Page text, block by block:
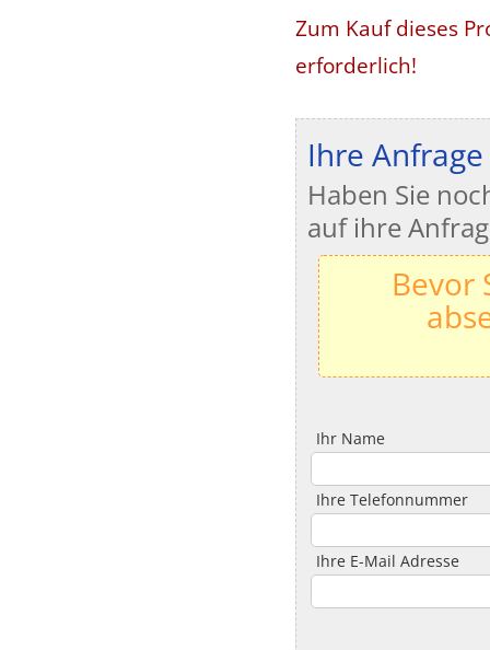
Zum Kauf dieses
erforderlich!
Ihre Anfrage
Haben Sie
auf ihre
Bevor
Ihr Name
Ihre Telefonnummer
Ihre E-Mail Adresse